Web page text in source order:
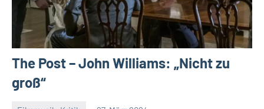
The Post – John Williams: „Nicht zu
groß“